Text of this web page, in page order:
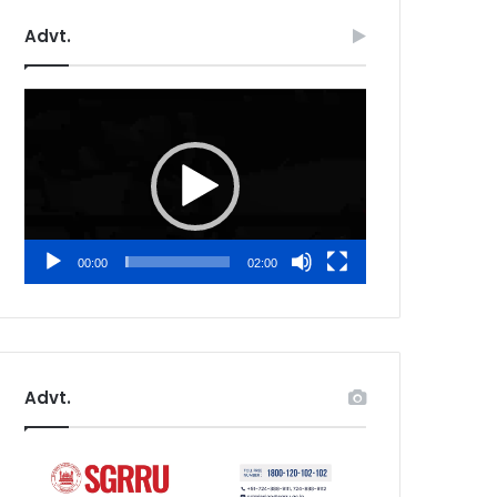
Advt.
00:00 02:00
Advt.